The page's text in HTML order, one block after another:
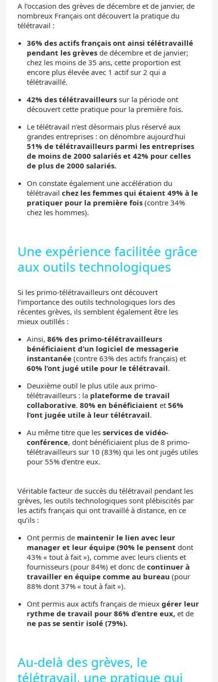
A l’occasion des grèves de décembre et de janvier, de
nombreux Français ont découvert la pratique du
télétravail :
36% des actifs français ont ainsi télétravaillé
pendant les grèves de décembre et de janvier;
chez les moins de 35 ans, cette proportion est
encore plus élevée avec 1 actif sur 2 qui a
télétravaillé.
42% des télétravailleurs sur la période ont
découvert cette pratique pour la première fois.
Le télétravail n’est désormais plus réservé aux
grandes entreprises : on dénombre aujourd’hui
51% de télétravailleurs parmi les entreprises
de moins de 2000 salariés et 42% pour celles
de plus de 2000 salariés.
On constate également une accélération du
télétravail chez les femmes qui étaient 49% à le
pratiquer pour la première fois (contre 34%
chez les hommes).
Une expérience facilitée grâce
aux outils technologiques
Si les primo-télétravailleurs ont découvert
l’importance des outils technologiques lors des
récentes grèves, ils semblent également être les
mieux outillés :
Ainsi, 86% des primo-télétravailleurs
bénéficiaient d’un logiciel de messagerie
instantanée (contre 63% des actifs français) et
60% l’ont jugé utile pour le télétravail.
Deuxième outil le plus utile aux primo-
télétravailleurs : la plateforme de travail
collaborative. 80% en bénéficiaient et 56%
l’ont jugée utile à leur télétravail.
Au même titre que les services de vidéo-
conférence, dont bénéficiaient plus de 8 primo-
télétravailleurs sur 10 (83%) qui les ont jugés utiles
pour 55% d’entre eux.
Véritable facteur de succès du télétravail pendant les
grèves, les outils technologiques sont plébiscités par
les actifs français qui ont travaillé à distance, en ce
qu’ils :
Ont permis de maintenir le lien avec leur
manager et leur équipe (90% le pensent dont
43% « tout à fait »), comme avec leurs clients et
fournisseurs (pour 84%) et donc de continuer à
travailler en équipe comme au bureau (pour
88% dont 37% « tout à fait »).
Ont permis aux actifs français de mieux gérer leur
rythme de travail pour 86% d’entre eux, et de
ne pas se sentir isolé (79%).
Au-delà des grèves, le
télétravail, une pratique qui